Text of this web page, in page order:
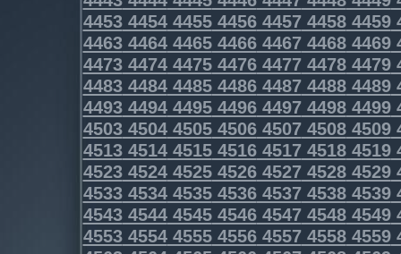
4453445444554456445744584459
4463446444654466446744684469
4473447444754476447744784479
4483448444854486448744884489
4493449444954496449744984499
4503450445054506450745084509
4513451445154516451745184519
4523452445254526452745284529
4533453445354536453745384539
4543454445454546454745484549
4553455445554556455745584559